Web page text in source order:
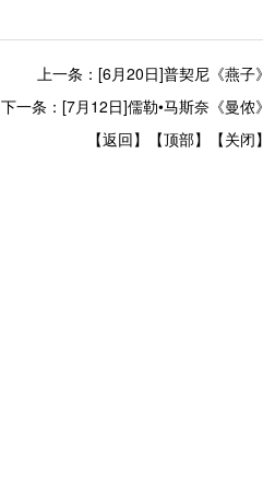
上一条：[6月20日]普契尼《燕子》
下一条：[7月12日]儒勒•马斯奈《曼侬》
【返回】
【顶部】 【关闭】